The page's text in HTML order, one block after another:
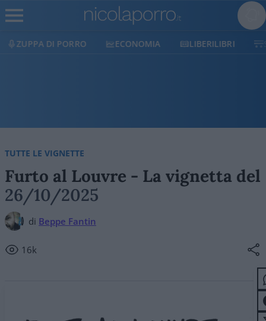
ECONOMIA LIBERILIBRI SHOP SOSTIENICI
TUTTE LE VIGNETTE
Furto al Louvre - La vignetta del
26/10/2025
di Beppe Fantin
16k